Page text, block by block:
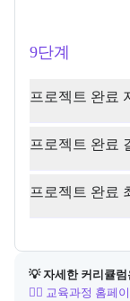
9단계
프로젝트 완료
프로젝트 완료
프로젝트 완료
💡 자세한 커리큘
👉🏻 교육과정 홈페